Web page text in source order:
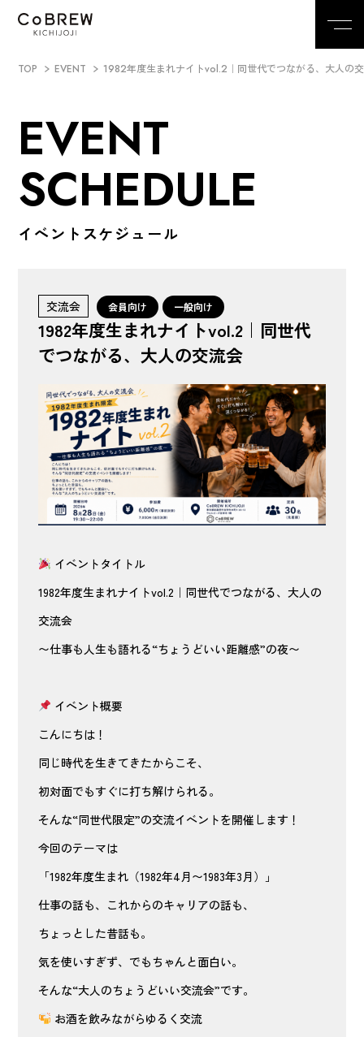
TOP EVENT 1982年度生まれナイトvol.2｜同世代でつながる、大人の
EVENT
SCHEDULE
イベントスケジュール
交流会 会員向け 一般向け
1982年度生まれナイトvol.2｜同世代
でつながる、大人の交流会
イベントタイトル
1982年度生まれナイトvol.2｜同世代でつながる、大人の
交流会
〜仕事も人生も語れる“ちょうどいい距離感”の夜〜
イベント概要
こんにちは！
同じ時代を生きてきたからこそ、
初対面でもすぐに打ち解けられる。
そんな“同世代限定”の交流イベントを開催します！
今回のテーマは
「1982年度生まれ（1982年4月〜1983年3月）」
仕事の話も、これからのキャリアの話も、
ちょっとした昔話も。
気を使いすぎず、でもちゃんと面白い。
そんな“大人のちょうどいい交流会”です。
お酒を飲みながらゆるく交流